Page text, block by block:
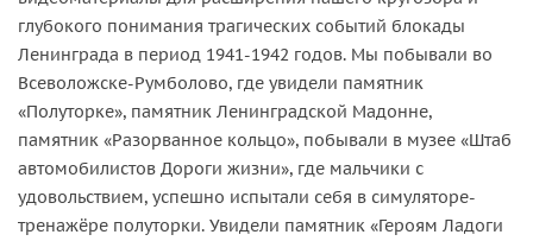
глубокого понимания трагических событий блокады
Ленинграда в период 1941-1942 годов. Мы побывали во
Всеволожске-Румболово, где увидели памятник
«Полуторке», памятник Ленинградской Мадонне,
памятник «Разорванное кольцо», побывали в музее «Штаб
автомобилистов Дороги жизни», где мальчики с
удовольствием, успешно испытали себя в симуляторе-
тренажёре полуторки. Увидели памятник «Героям Ладоги